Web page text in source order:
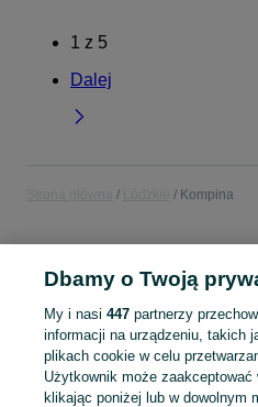
1 z 5
Dalej
Kompina
usługi hak do volvo
Dbamy o Twoją
My i nasi 447partnerzy
informacji na urządzeniu, takich
plikach cookie w celu
Użytkownik może
klikając poniżej lub w dowolnym